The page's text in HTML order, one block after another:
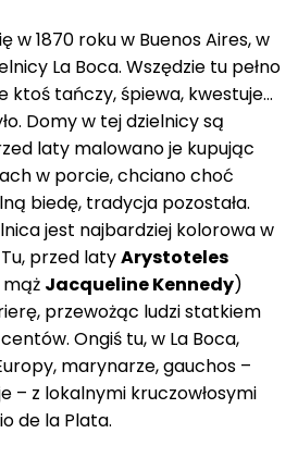
w 1870 roku w Buenos Aires, w
La Boca. Wszędzie tu pełno
ktoś tańczy, śpiewa, kwestuje…
Domy w tej dzielnicy są
laty malowano je kupując
w porcie, chciano choć
biedę, tradycja pozostała.
jest najbardziej kolorowa w
przed latyArystoteles
mąż Jacqueline Kennedy)
przewożąc ludzi statkiem
Ongiś tu, w La Boca,
marynarze, gauchos –
– z lokalnymi kruczowłosymi
de la Plata.